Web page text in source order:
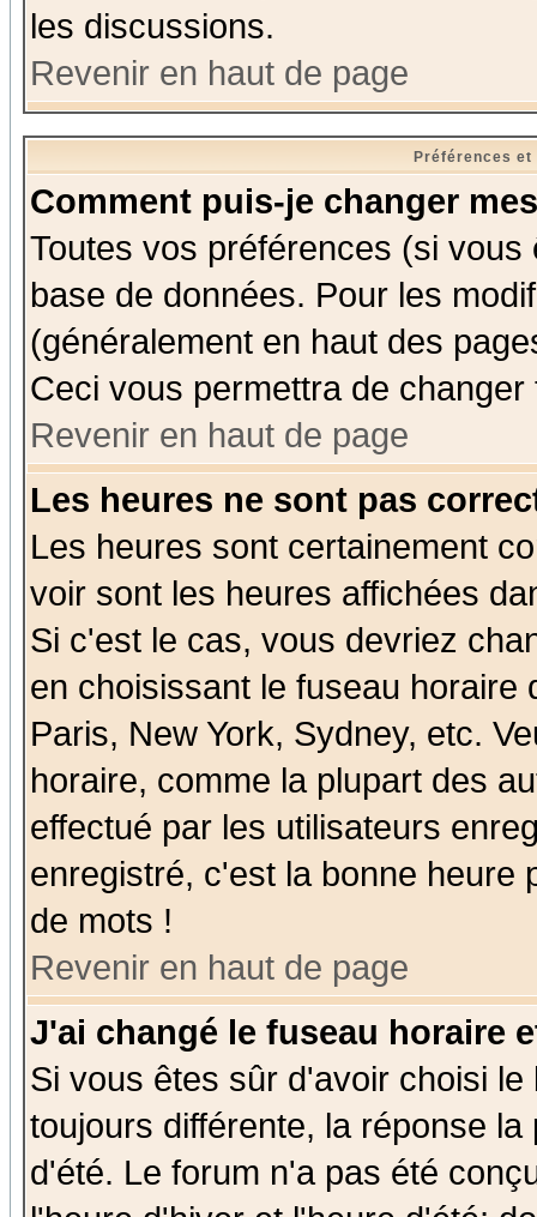
les discussions.
Revenir en haut de page
Préférences
Comment puis-je changer
Toutes vos préférences (si
base de données. Pour les
(généralement en haut des
Ceci vous permettra de
Revenir en haut de page
Les heures ne sont pas
Les heures sont certainement
voir sont les heures affichées
Si c'est le cas, vous devriez
en choisissant le fuseau
Paris, New York, Sydney, etc.
horaire, comme la plupart des
effectué par les utilisateurs
enregistré, c'est la bonne heure
de mots !
Revenir en haut de page
J'ai changé le fuseau horaire
Si vous êtes sûr d'avoir choisi
toujours différente, la réponse
d'été. Le forum n'a pas été